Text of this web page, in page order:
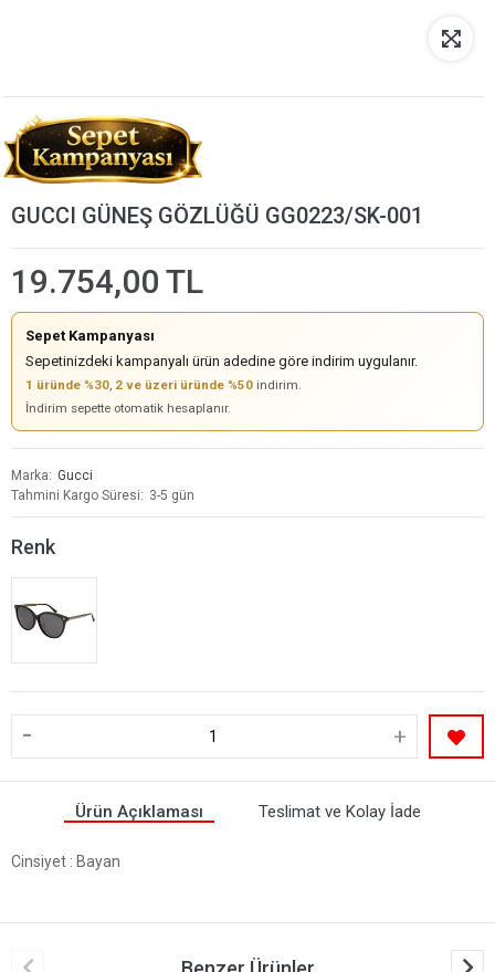
GUCCI GÜNEŞ GÖZLÜĞÜ GG0223/SK-001
19.754,00 TL
Sepet Kampanyası
Sepetinizdeki kampanyalı ürün adedine göre indirim uygulanır.
1 üründe %30, 2 ve üzeri üründe %50 indirim.
İndirim sepette otomatik hesaplanır.
Marka
Gucci
Tahmini Kargo Süresi
3-5 gün
Renk
- +
Ürün Açıklaması Teslimat ve Kolay İade
Cinsiyet : Bayan